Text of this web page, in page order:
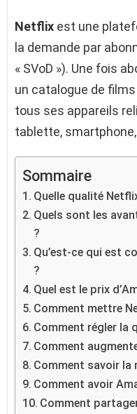
Netflix est une
la demande par
« SVoD »). Une fois
un catalogue de
tous ses appareils
tablette,
Sommaire
Quelle qualité
Quels sont les
?
Qu’est-ce qui est
?
Quel est le prix
Comment mettre
Comment régler la
Comment
Comment savoir la
Comment avoir
Comment